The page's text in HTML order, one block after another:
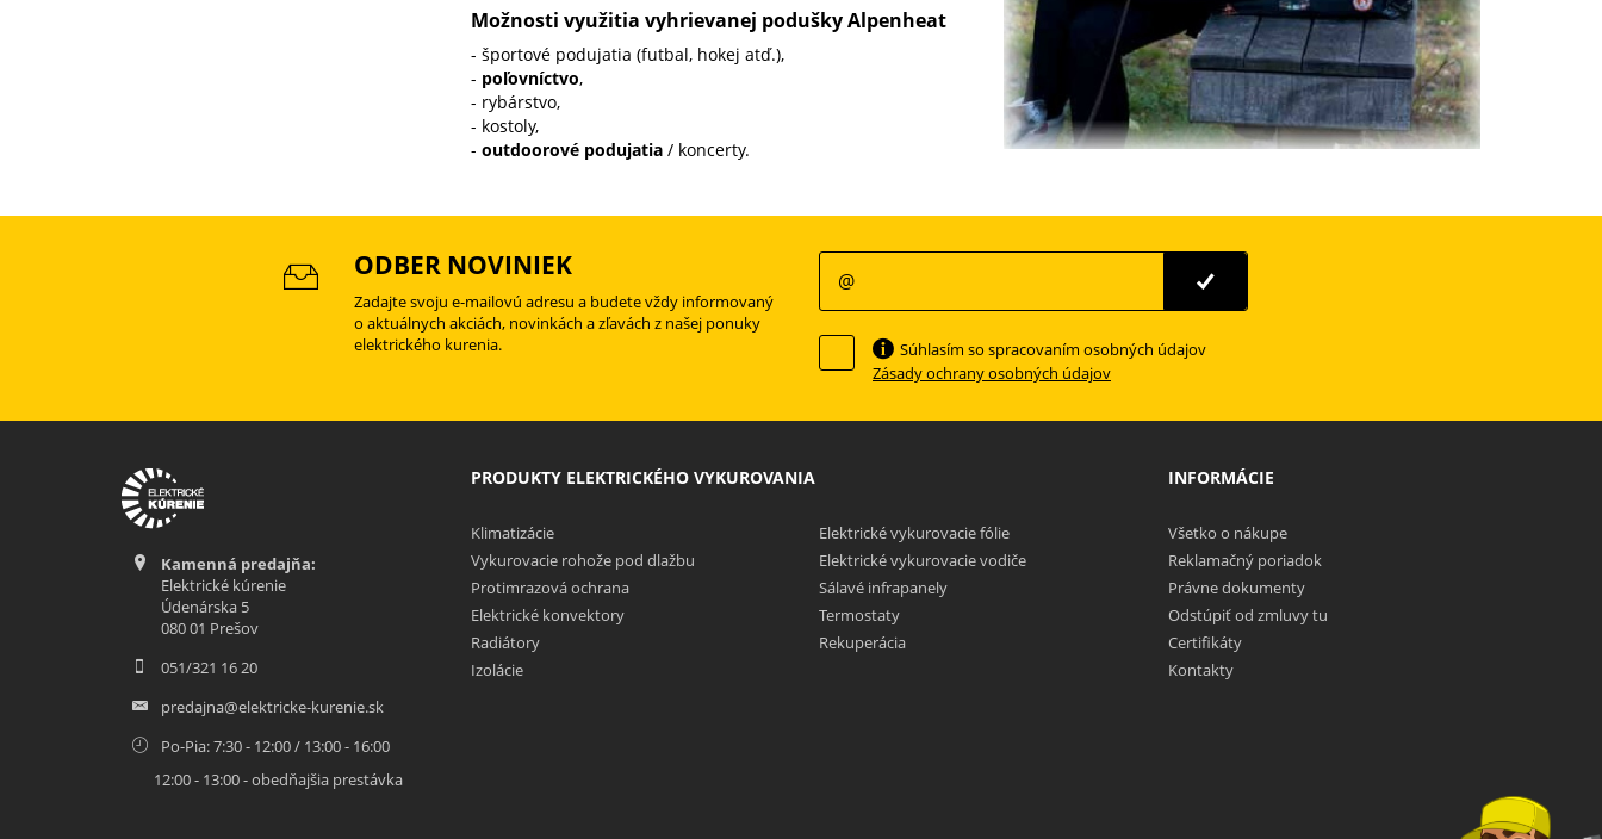
Možnosti využitia vyhrievanej podušky Alpenheat
- športové podujatia (futbal, hokej atď.),
- poľovníctvo,
- rybárstvo,
- kostoly,
- outdoorové podujatia/ koncerty.
ODBER NOVINIEK
Zadajte svoju e-mailovú adresu a budete vždy informovaný
o aktuálnych akciách, novinkách a zľavách z našej ponuky
elektrického kurenia.
Súhlasím so spracovaním osobných údajov
Zásady ochrany osobných údajov
Kamenná predajňa:
Elektrické kúrenie
Údenárska 5
080 01 Prešov
051/321 16 20
predajna@elektricke-kurenie.sk
Po-Pia: 7:30 - 12:00 / 13:00 - 16:00
12:00 - 13:00 - obedňajšia prestávka
PRODUKTY ELEKTRICKÉHO VYKUROVANIA
Klimatizácie
Elektrické vykurovacie fólie
Vykurovacie rohože pod dlažbu
Elektrické vykurovacie vodiče
Protimrazová ochrana
Sálavé infrapanely
Elektrické konvektory
Termostaty
Radiátory
Rekuperácia
Izolácie
INFORMÁCIE
Všetko o nákupe
Reklamačný poriadok
Právne dokumenty
Odstúpiť od zmluvy tu
Certifikáty
Kontakty